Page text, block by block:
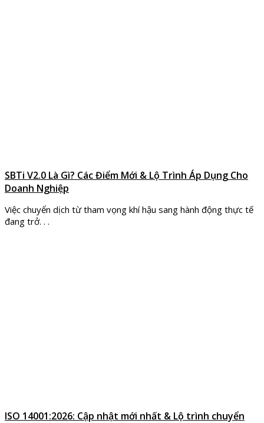
SBTi V2.0 Là Gì? Các Điểm Mới & Lộ Trình Áp Dụng Cho
Doanh Nghiệp
Việc chuyển dịch từ tham vọng khí hậu sang hành động thực tế
đang trở. . .
ISO 14001:2026: Cập nhật mới nhất & Lộ trình chuyển